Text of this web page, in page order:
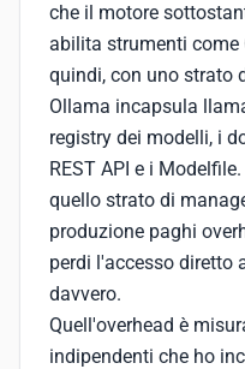
che il motore
abilita strumenti come
quindi, con uno strato
Ollama incapsula
registry dei modelli, i
REST API e i
quello strato di
produzione paghi
perdi l'accesso diretto
davvero.
Quell'overhead è
indipendenti che ho